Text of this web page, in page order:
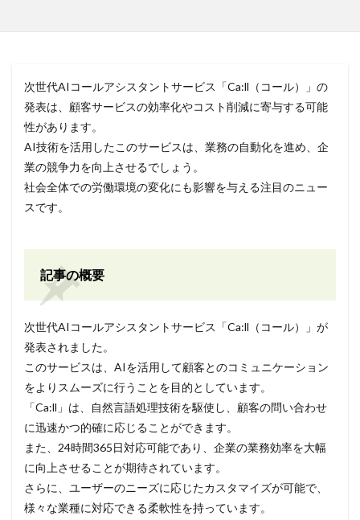
次世代AIコールアシスタントサービス「Ca:ll（コール）」の
発表は、顧客サービスの効率化やコスト削減に寄与する可能
性があります。
AI技術を活用したこのサービスは、業務の自動化を進め、企
業の競争力を向上させるでしょう。
社会全体での労働環境の変化にも影響を与える注目のニュー
スです。
記事の概要
次世代AIコールアシスタントサービス「Ca:ll（コール）」が
発表されました。
このサービスは、AIを活用して顧客とのコミュニケーション
をよりスムーズに行うことを目的としています。
「Ca:ll」は、自然言語処理技術を駆使し、顧客の問い合わせ
に迅速かつ的確に応じることができます。
また、24時間365日対応可能であり、企業の業務効率を大幅
に向上させることが期待されています。
さらに、ユーザーのニーズに応じたカスタマイズが可能で、
様々な業種に対応できる柔軟性を持っています。